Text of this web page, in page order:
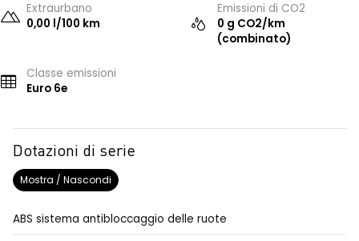
Extraurbano
0,00 l/100 km
Emissioni di CO2
0 g CO2/km
(combinato)
Classe emissioni
Euro 6e
Dotazioni di serie
Mostra / Nascondi
ABS sistema antibloccaggio delle ruote